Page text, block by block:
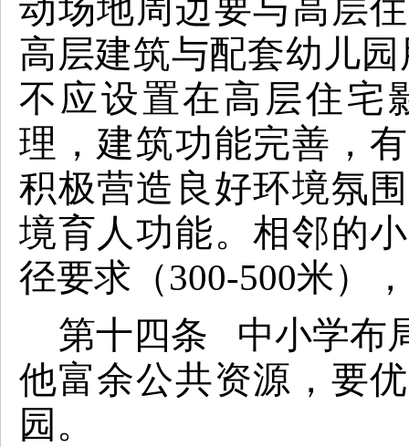
动场地周边要与高层
高层建筑与配套幼儿
不应设置在高层住宅
理，建筑功能完善，
积极营造良好环境氛
境育人功能。相邻的
径要求（300-500米）
第十四条 中小学布
他富余公共资源，要
园。